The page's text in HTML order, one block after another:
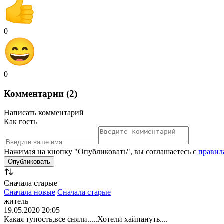
0
0
Комментарии (2)
Написать комментарий
Как гость
Нажимая на кнопку "Опубликовать", вы соглашаетесь с
Сначала старые
Сначала новые Сначала старые
житель
19.05.2020 20:05
Какая тупость,все сняли.....Хотели хайпануть....